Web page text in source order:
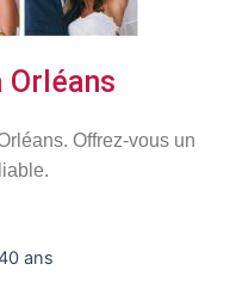
Orléans
Offrez-vous un